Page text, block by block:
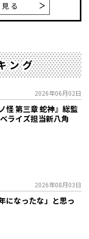
る
ング
2026年06月02日
怪 第三章 蛇神』総監
ライズ担当新八角
2026年08月03日
になったな」と思っ